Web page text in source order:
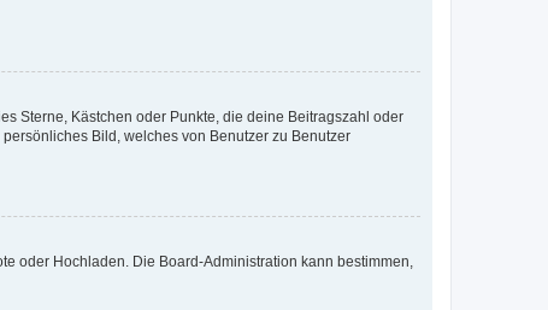
Sterne, Kästchen oder Punkte, die deine Beitragszahl oder
Bild, welches von Benutzer zu Benutzer
oder Hochladen. Die Board-Administration kann bestimmen,